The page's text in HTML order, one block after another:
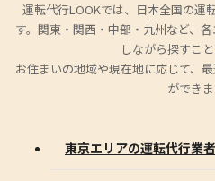
運転代行LOOKでは、日本全国の運
す。関東・関西・中部・九州など、
しながら探すこと
お住まいの地域や現在地に応じて、
ができま
東京エリアの運転代行業